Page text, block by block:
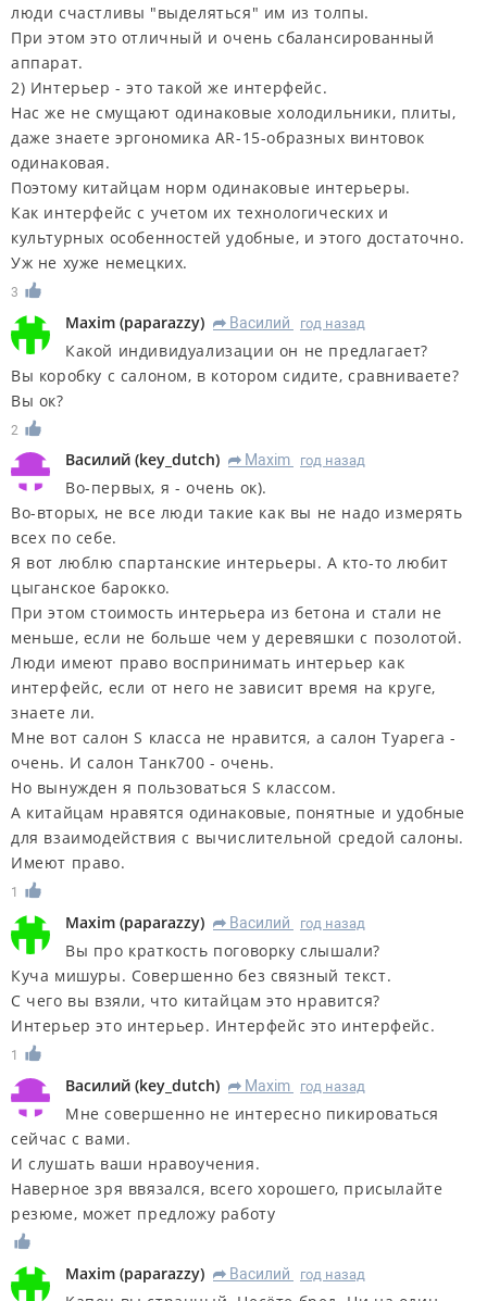
люди счастливы "выделяться" им из толпы.
При этом это отличный и очень сбалансированный
аппарат.
2) Интерьер - это такой же интерфейс.
Нас же не смущают одинаковые холодильники, плиты,
даже знаете эргономика AR-15-образных винтовок
одинаковая.
Поэтому китайцам норм одинаковые интерьеры.
Как интерфейс с учетом их технологических и
культурных особенностей удобные, и этого достаточно.
Уж не хуже немецких.
3
Maxim (paparazzy) R Василий год назад
Какой индивидуализации он не предлагает?
Вы коробку с салоном, в котором сидите, сравниваете?
Вы ок?
2
Василий (key_dutch) R Maxim год назад
Во-первых, я - очень ок).
Во-вторых, не все люди такие как вы не надо измерять
всех по себе.
Я вот люблю спартанские интерьеры. А кто-то любит
цыганское барокко.
При этом стоимость интерьера из бетона и стали не
меньше, если не больше чем у деревяшки с позолотой.
Люди имеют право воспринимать интерьер как
интерфейс, если от него не зависит время на круге,
знаете ли.
Мне вот салон S класса не нравится, а салон Туарега -
очень. И салон Танк700 - очень.
Но вынужден я пользоваться S классом.
А китайцам нравятся одинаковые, понятные и удобные
для взаимодействия с вычислительной средой салоны.
Имеют право.
1
Maxim (paparazzy) R Василий год назад
Вы про краткость поговорку слышали?
Куча мишуры. Совершенно без связный текст.
С чего вы взяли, что китайцам это нравится?
Интерьер это интерьер. Интерфейс это интерфейс.
1
Василий (key_dutch) R Maxim год назад
Мне совершенно не интересно пикироваться
сейчас с вами.
И слушать ваши нравоучения.
Наверное зря ввязался, всего хорошего, присылайте
резюме, может предложу работу
Maxim (paparazzy) R Василий год назад